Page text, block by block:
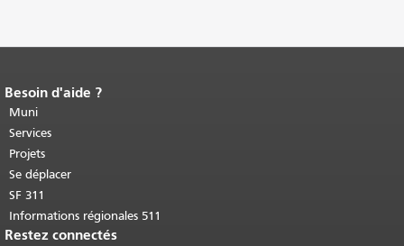
Fin du contenu de la page.
cette page se répète sur chaque page.
Retour au haut du contenu principal
Besoin d'aide ?
Muni
Services
Projets
Se déplacer
SF 311
Informations régionales 511
Restez connectés